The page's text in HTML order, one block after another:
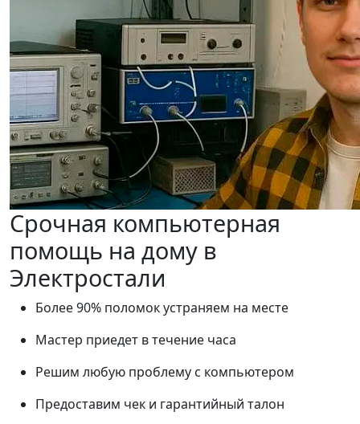
Срочная компьютерная
помощь на дому в
Электростали
Более 90% поломок устраняем на месте
Мастер приедет в течение часа
Решим любую проблему с компьютером
Предоставим чек и гарантийный талон